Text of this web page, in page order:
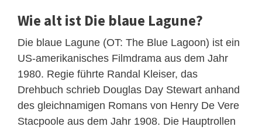
Wie alt ist Die blaue Lagune?
Die blaue Lagune (OT: The Blue Lagoon) ist ein
US-amerikanisches Filmdrama aus dem Jahr
1980. Regie führte Randal Kleiser, das
Drehbuch schrieb Douglas Day Stewart anhand
des gleichnamigen Romans von Henry De Vere
Stacpoole aus dem Jahr 1908. Die Hauptrollen